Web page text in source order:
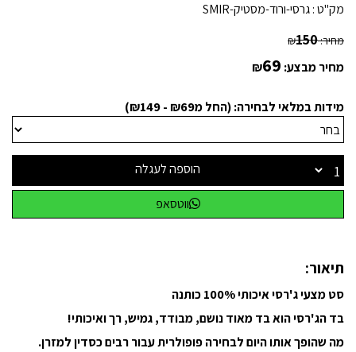
מק"ט :גרסי-ורוד-מסטיק-SMIR
מחיר: ₪150
מחיר מבצע: ₪69
מידות במלאי לבחירה: (החל מ₪69 - ₪149)
הוספה לעגלה
ווטסאפ
תיאור:
סט מצעי ג'רסי איכותי 100% כותנה
בד הג'רסי הוא בד מאוד נושם, מבודד, גמיש, רך ואיכותי!
מה שהופך אותו היום לבחירה פופולרית עבור רבים כסדין למזרן.